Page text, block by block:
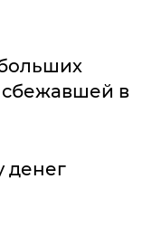
в
денег